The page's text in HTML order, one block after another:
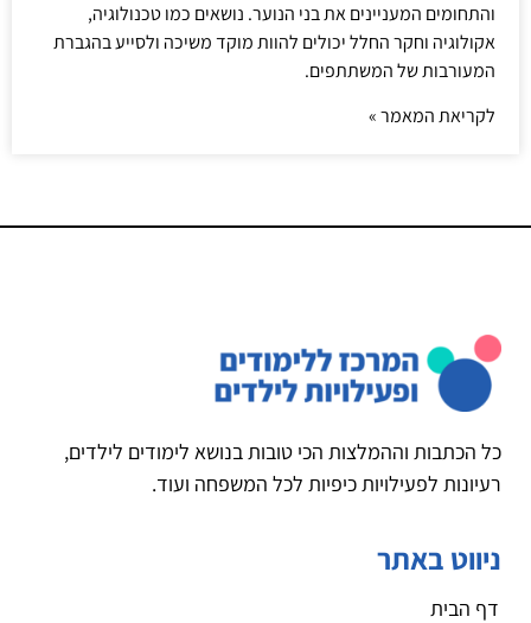
והתחומים המעניינים את בני הנוער. נושאים כמו טכנולוגיה,
אקולוגיה וחקר החלל יכולים להוות מוקד משיכה ולסייע בהגברת
המעורבות של המשתתפים.
לקריאת המאמר »
כל הכתבות וההמלצות הכי טובות בנושא לימודים לילדים,
רעיונות לפעילויות כיפיות לכל המשפחה ועוד.
ניווט באתר
דף הבית